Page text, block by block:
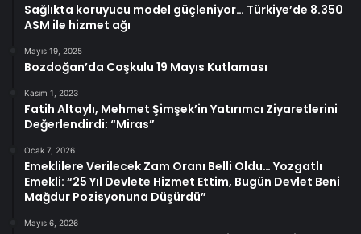
Sağlıkta koruyucu model güçleniyor… Türkiye’de 8.350
ASM ile hizmet ağı
Mayıs 19, 2025
Bozdoğan’da Coşkulu 19 Mayıs Kutlaması
Kasım 1, 2023
Fatih Altaylı, Mehmet Şimşek’in Yatırımcı Ziyaretlerini
Değerlendirdi: “Miras”
Ocak 7, 2026
Emeklilere Verilecek Zam Oranı Belli Oldu… Yozgatlı
Emekli: “25 Yıl Devlete Hizmet Ettim, Bugün Devlet Beni
Mağdur Pozisyonuna Düşürdü”
Mayıs 6, 2026